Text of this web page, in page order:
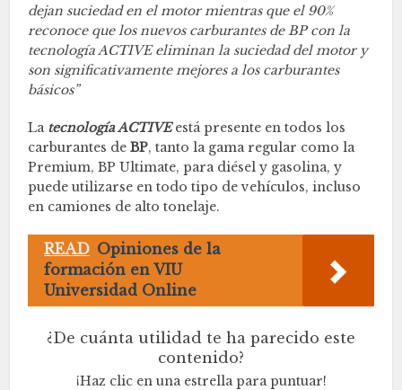
dejan suciedad en el motor mientras que el 90%
reconoce que los nuevos carburantes de BP con la
tecnología ACTIVE eliminan la suciedad del motor y
son significativamente mejores a los carburantes
básicos”
La tecnología ACTIVEestá presente en todos los
carburantes deBP, tanto la gama regular como la
Premium, BP Ultimate, para diésel y gasolina, y
puede utilizarse en todo tipo de vehículos, incluso
en camiones de alto tonelaje.
READ Opiniones de la
formación en VIU
Universidad Online
¿De cuánta utilidad te ha parecido este
contenido?
¡Haz clic en una estrella para puntuar!